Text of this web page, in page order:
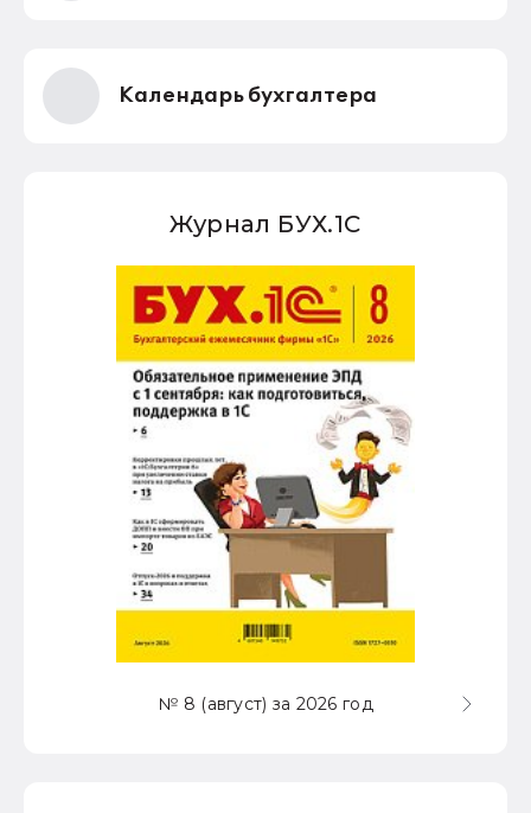
Календарь бухгалтера
Журнал БУХ.1С
№ 8 (август) за 2026 год